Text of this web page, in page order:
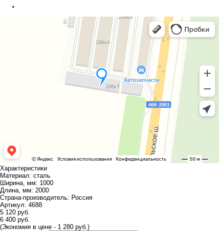
Характеристики
Материал: сталь
Ширина, мм: 1000
Длина, мм: 2000
Страна-производитель: Россия
Артикул: 4688
5 120 руб.
6 400 руб.
(Экономия в цене - 1 280 руб.)